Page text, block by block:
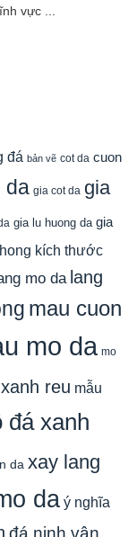
vực ...
đá bản vẽ cot da cuon
da gia cot da gia
gia lu huong da gia
kích thước
mo da lang
mau cuon
mo da mo
reu mẫu
đá xanh
da xay lang
da ý nghĩa
đá ninh vân